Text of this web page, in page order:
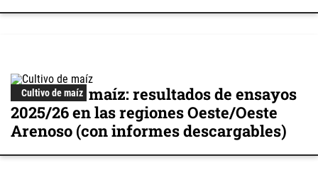
Cultivo de maíz
Cultivo de maíz: resultados de ensayos
2025/26 en las regiones Oeste/Oeste
Arenoso (con informes descargables)